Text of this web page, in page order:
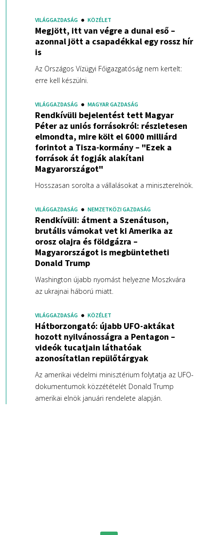
VILÁGGAZDASÁG KÖZÉLET
Megjött, itt van végre a dunai eső –
azonnal jött a csapadékkal egy rossz hír
is
Az Országos Vízügyi Főigazgatóság nem kertelt:
erre kell készülni.
VILÁGGAZDASÁG MAGYAR GAZDASÁG
Rendkívüli bejelentést tett Magyar
Péter az uniós forrásokról: részletesen
elmondta, mire költ el 6000 milliárd
forintot a Tisza-kormány – "Ezek a
források át fogják alakítani
Magyarországot"
Hosszasan sorolta a vállalásokat a miniszterelnök.
VILÁGGAZDASÁG NEMZETKÖZI GAZDASÁG
Rendkívüli: átment a Szenátuson,
brutális vámokat vet ki Amerika az
orosz olajra és földgázra –
Magyarországot is megbüntetheti
Donald Trump
Washington újabb nyomást helyezne Moszkvára
az ukrajnai háború miatt.
VILÁGGAZDASÁG KÖZÉLET
Hátborzongató: újabb UFO-aktákat
hozott nyilvánosságra a Pentagon –
videók tucatjain láthatóak
azonosítatlan repülőtárgyak
Az amerikai védelmi minisztérium folytatja az UFO-
dokumentumok közzétételét Donald Trump
amerikai elnök januári rendelete alapján.